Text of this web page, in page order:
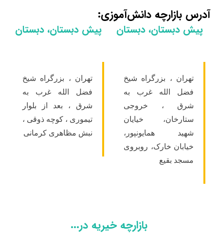
دانش‌آموزی:
دبستان
بزرگراه شیخ
غرب به
خروجی
خیایان
روبروی
پیش دبستان، دبستان
تهران ، بزرگراه شیخ
فضل الله غرب به
شرق ، بعد از بلوار
تیموری ، کوچه ذوقی ،
نبش مظاهری کرمانی
بازارچه خیریه در...